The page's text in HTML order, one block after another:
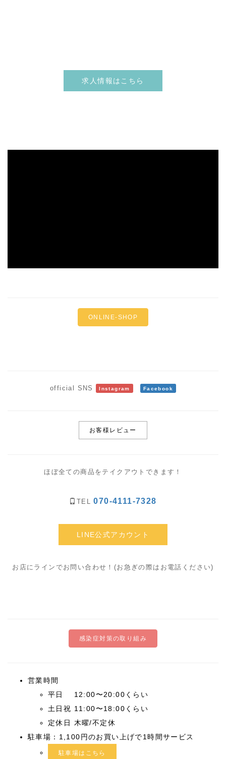
求人情報はこちら
ONLINE-SHOP
official SNS Instagram Facebook
お客様レビュー
ほぼ全ての商品をテイクアウトできます！
TEL070-4111-7328
LINE公式アカウント
お店にラインでお問い合わせ！(お急ぎの際はお電話ください)
感染症対策の取り組み
営業時間
平日 12:00〜20:00くらい
土日祝 11:00〜18:00くらい
定休日 木曜/不定休
駐車場：1,100円のお買い上げで1時間サービス
駐車場はこちら